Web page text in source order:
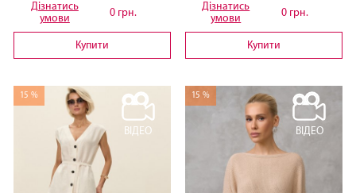
Дізнатись
умови
0 грн.
Купити
Дізнатись
умови
0 грн.
Купити
15 %
ВІДЕО
15 %
ВІДЕО